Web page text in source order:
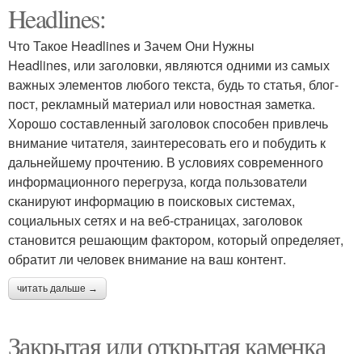
Headlines:
Что Такое Headlines и Зачем Они Нужны
Headlines, или заголовки, являются одними из самых
важных элементов любого текста, будь то статья, блог-
пост, рекламный материал или новостная заметка.
Хорошо составленный заголовок способен привлечь
внимание читателя, заинтересовать его и побудить к
дальнейшему прочтению. В условиях современного
информационного перегруза, когда пользователи
сканируют информацию в поисковых системах,
социальных сетях и на веб-страницах, заголовок
становится решающим фактором, который определяет,
обратит ли человек внимание на ваш контент.
читать дальше →
Закрытая или открытая каменка